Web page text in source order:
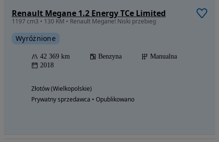
Renault Megane 1.2 Energy TCe Limited
1197 cm3 • 130 KM • Renault Megane! Niski przebieg
Wyróżnione
42 369 km Benzyna
Manualna
2018
Złotów (Wielkopolskie)
Prywatny sprzedawca • Opublikowano